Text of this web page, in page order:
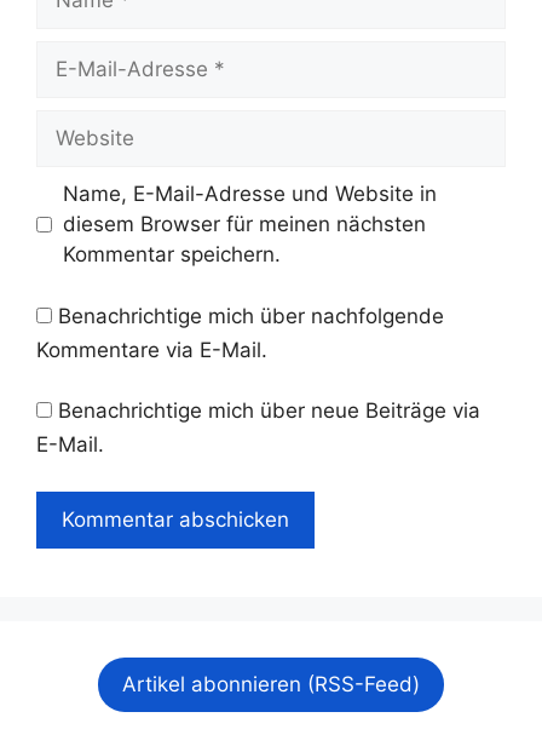
Website
Name, E-Mail-Adresse und Website in
diesem Browser für meinen nächsten
Kommentar speichern.
Benachrichtige mich über nachfolgende
Kommentare via E-Mail.
Benachrichtige mich über neue Beiträge via
E-Mail.
Artikel abonnieren (RSS-Feed)